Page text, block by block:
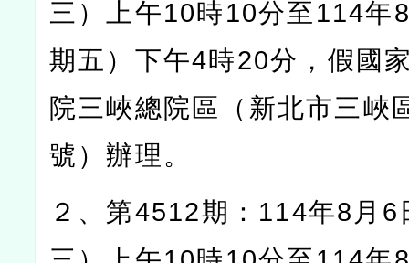
三）上午10時10分至 114年
期五）下午4時20分，假國
院三峽總院區（新北市三峽
號）辦理。
２、第4512期： 114年8 月 6